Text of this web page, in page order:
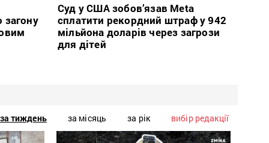
Суд у США зобов’язав Meta
сплатити рекордний штраф у 942
мільйона доларів через загрози
для дітей
за тиждень за місяць за рік вибір редакції